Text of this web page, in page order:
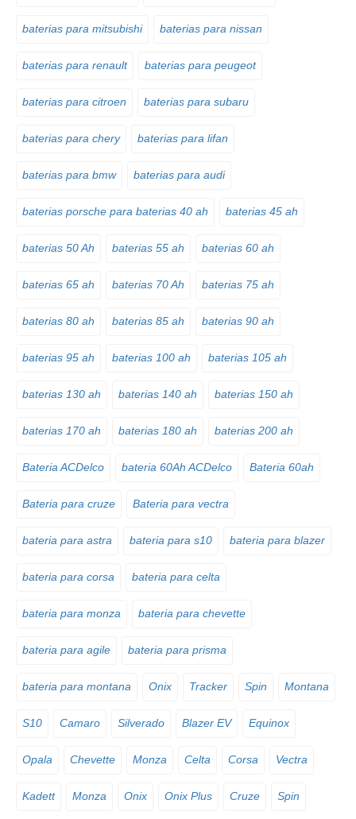
baterias para mitsubishi baterias para nissan
baterias para renault baterias para peugeot
baterias para citroen baterias para subaru
baterias para chery baterias para lifan
baterias para bmw baterias para audi
baterias porsche para baterias 40 ah baterias 45 ah
baterias 50 Ah baterias 55 ah baterias 60 ah
baterias 65 ah baterias 70 Ah baterias 75 ah
baterias 80 ah baterias 85 ah baterias 90 ah
baterias 95 ah baterias 100 ah baterias 105 ah
baterias 130 ah baterias 140 ah baterias 150 ah
baterias 170 ah baterias 180 ah baterias 200 ah
Bateria ACDelco bateria 60Ah ACDelco Bateria 60ah
Bateria para cruze Bateria para vectra
bateria para astra bateria para s10 bateria para blazer
bateria para corsa bateria para celta
bateria para monza bateria para chevette
bateria para agile bateria para prisma
bateria para montana Onix Tracker Spin Montana
S10 Camaro Silverado Blazer EV Equinox
Opala Chevette Monza Celta Corsa Vectra
Kadett Monza Onix Onix Plus Cruze Spin